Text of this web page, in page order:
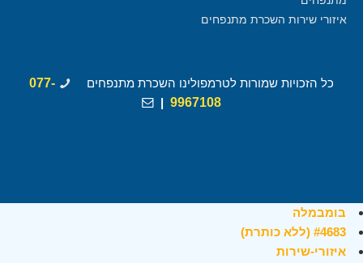
איזורי שירות השכרת מתנפחים
כל הזכויות שמורות לטרמפולינו השכרת מתנפחים
077-
9967108
|
בומבמלה
#4683 (ללא כותרת)
איזורי-שירות